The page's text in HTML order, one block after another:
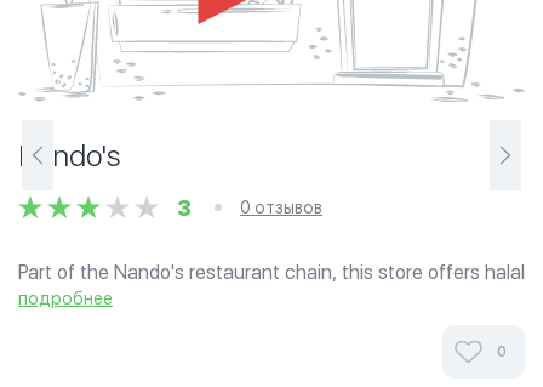
Nando's
3 0 отзывов
Part of the Nando's restaurant chain, this store offers halal
chicken meat (as do many Nando's restaurants) for its
подробнее
0